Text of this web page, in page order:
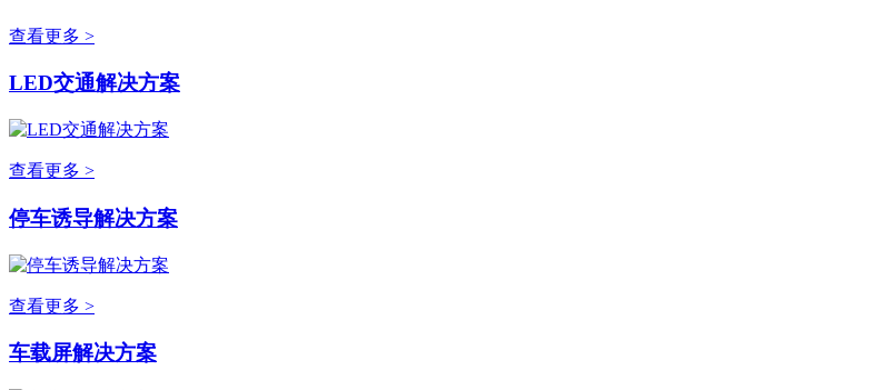
查看更多 >
LED交通解决方案
查看更多 >
停车诱导解决方案
查看更多 >
车载屏解决方案